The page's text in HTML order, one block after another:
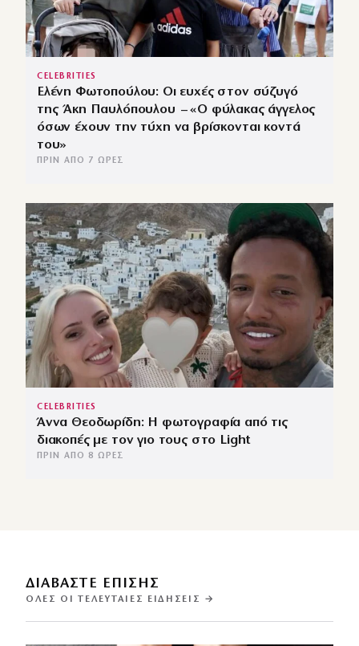
CELEBRITIES
Ελένη Φωτοπούλου: Οι ευχές στον σύζυγό
της Άκη Παυλόπουλου – «Ο φύλακας άγγελος
όσων έχουν την τύχη να βρίσκονται κοντά
του»
ΠΡΙΝ ΑΠΌ 7 ΏΡΕΣ
CELEBRITIES
Άννα Θεοδωρίδη: Η φωτογραφία από τις
διακοπές με τον γιο τους στο Light
ΠΡΙΝ ΑΠΌ 8 ΏΡΕΣ
ΔΙΑΒΑΣΤΕ ΕΠΙΣΗΣ
ΌΛΕΣ ΟΙ ΤΕΛΕΥΤΑΊΕΣ ΕΙΔΉΣΕΙΣ →